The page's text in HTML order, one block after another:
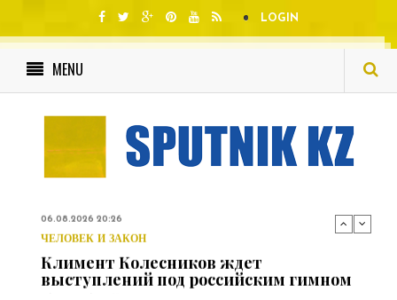
LOGIN
MENU
В Смоленске ребенок и женщина
погибли при падении деревьев во
время урагана
06.08.2026 20:26
Климент Колесников ждет
выступлений под российским гимном
06.08.2026 22:43
В МИРЕ